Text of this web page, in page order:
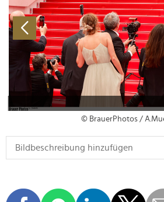
© BrauerPhotos /